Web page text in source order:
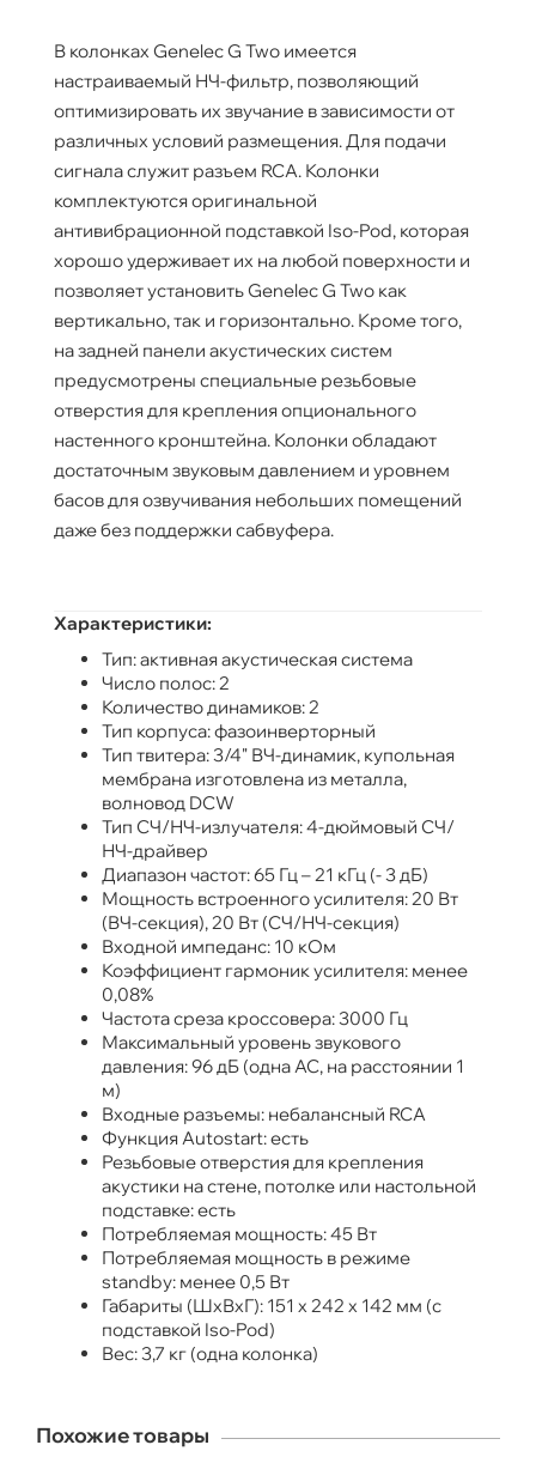
В колонках Genelec G Two имеется
настраиваемый НЧ-фильтр, позволяющий
оптимизировать их звучание в зависимости от
различных условий размещения. Для подачи
сигнала служит разъем RCA. Колонки
комплектуются оригинальной
антивибрационной подставкой Iso-Pod, которая
хорошо удерживает их на любой поверхности и
позволяет установить Genelec G Two как
вертикально, так и горизонтально. Кроме того,
на задней панели акустических систем
предусмотрены специальные резьбовые
отверстия для крепления опционального
настенного кронштейна. Колонки обладают
достаточным звуковым давлением и уровнем
басов для озвучивания небольших помещений
даже без поддержки сабвуфера.
Характеристики:
Тип: активная акустическая система
Число полос: 2
Количество динамиков: 2
Тип корпуса: фазоинверторный
Тип твитера: 3/4" ВЧ-динамик, купольная
мембрана изготовлена из металла,
волновод DCW
Тип СЧ/НЧ-излучателя: 4-дюймовый СЧ/
НЧ-драйвер
Диапазон частот: 65 Гц – 21 кГц (- 3 дБ)
Мощность встроенного усилителя: 20 Вт
(ВЧ-секция), 20 Вт (СЧ/НЧ-секция)
Входной импеданс: 10 кОм
Коэффициент гармоник усилителя: менее
0,08%
Частота среза кроссовера: 3000 Гц
Максимальный уровень звукового
давления: 96 дБ (одна АС, на расстоянии 1
м)
Входные разъемы: небалансный RCA
Функция Autostart: есть
Резьбовые отверстия для крепления
акустики на стене, потолке или настольной
подставке: есть
Потребляемая мощность: 45 Вт
Потребляемая мощность в режиме
standby: менее 0,5 Вт
Габариты (ШхВхГ): 151 x 242 x 142 мм (с
подставкой Iso-Pod)
Вес: 3,7 кг (одна колонка)
Похожие товары